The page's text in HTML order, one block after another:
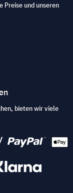
Preise und unseren
bieten wir viele